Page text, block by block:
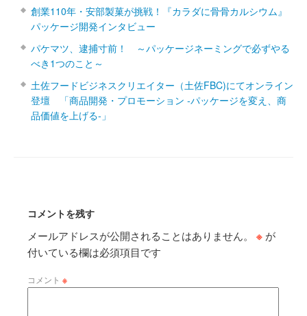
創業110年・安部製菓が挑戦！『カラダに骨骨カルシウム』
パッケージ開発インタビュー
パケマツ、逮捕寸前！ ～パッケージネーミングで必ずやる
べき1つのこと～
土佐フードビジネスクリエイター（土佐FBC)にてオンライン
登壇 「商品開発・プロモーション ‐パッケージを変え、商
品価値を上げる‐」
コメントを残す
メールアドレスが公開されることはありません。 ※ が
付いている欄は必須項目です
コメント ※